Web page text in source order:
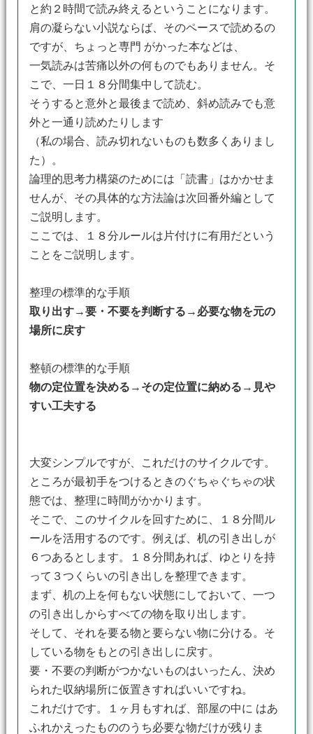
と約２時間で読み終えるということになります。
肩の凝らない小説ならば、そのペースで読めるの
ですが、ちょっと専門 がかった本などは、
一気読みは苦痛以外の何ものでもありません。そ
こで、一日１８分間集中して読む。
そうすると意外と最後まで読め、斜め読みでも意
外と一通り読めたりします
（私の場合、読み切れないものも数多くありまし
た）。
論理的思考力構築のためには「読書」はかかせま
せんが、その具体的な方法論は次回番外編として
ご説明します。
ここでは、１８分ルールは片付けに有用だという
ことをご説明します。
整理の標準的な手順
取り出す→要・不要を判断する→必要な物を元の
場所に戻す
整頓の標準的な手順
物の定位置を決める→その定位置に納める→見や
すい工夫する
大変シンプルですが、これだけのサイクルです。
ところが最初手をつけるときのぐちゃぐちゃの状
態では、整理に時間がかかります。
そこで、このサイクルを回すために、１８分間ル
ールを活用するのです。例えば、机の引き出しが
６つあるとします。１８分間あれば、ゆとりを持
って３つくらいの引き出しを整理できます。
まず、机の上を何もない状態にしておいて、一つ
の引き出しからすべての物を取り出します。
そして、それを要る物と要らない物に分ける。そ
している物をもとの引き出しに戻す。
要・不要の判断がつかないものはいったん、決め
られた収納場所に仮置きすればいいですね。
これだけです。１ヶ月もすれば、部屋の中に はあ
ふれかえったもののうち必要な物だけが残りま